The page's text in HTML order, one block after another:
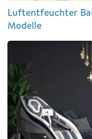
Luftentfeuchter
Modelle